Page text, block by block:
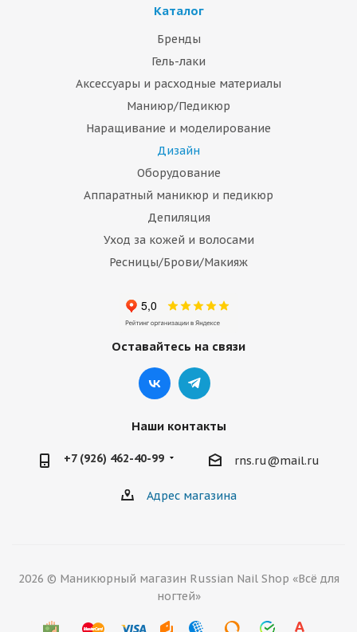
Каталог
Бренды
Гель-лаки
Аксессуары и расходные материалы
Маниюр/Педикюр
Наращивание и моделирование
Дизайн
Оборудование
Аппаратный маникюр и педикюр
Депиляция
Уход за кожей и волосами
Ресницы/Брови/Макияж
Оставайтесь на связи
Наши контакты
+7 (926) 462-40-99 rns.ru@mail.ru
Адрес магазина
2026 © Маникюрный магазин Russian Nail Shop «Всё для
ногтей»